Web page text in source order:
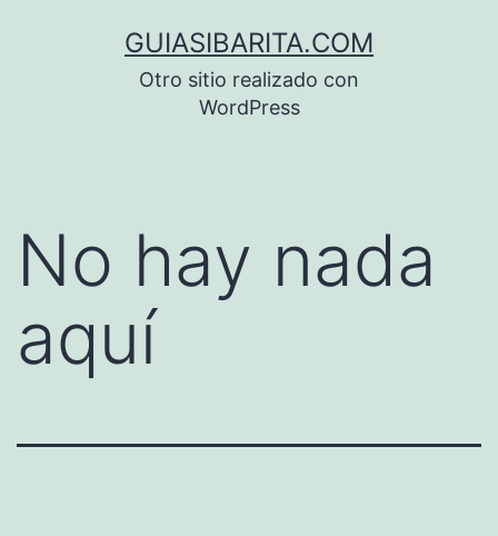
GUIASIBARITA.COM
Otro sitio realizado con
WordPress
No hay nada
aquí